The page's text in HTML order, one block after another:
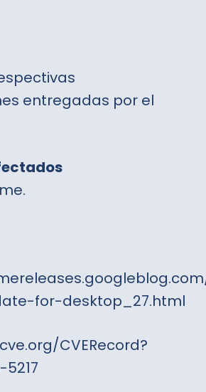
entregadas por el
s
for-desktop_27.html
CVERecord?